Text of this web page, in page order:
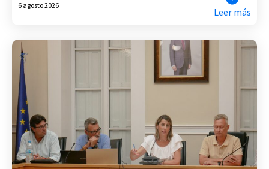
6 agosto 2026
Leer más